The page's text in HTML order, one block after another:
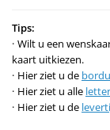
Tips:
Wilt u een
kaart uitkiezen.
Hier ziet u de
Hier ziet u alle
Hier ziet u de